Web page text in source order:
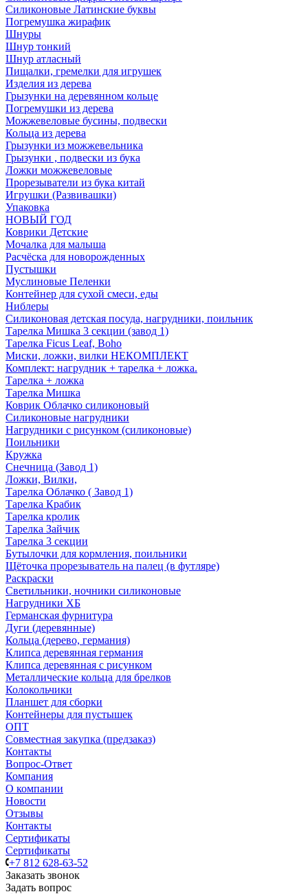
Силиконовые Латинские буквы
Погремушка жирафик
Шнуры
Шнур тонкий
Шнур атласный
Пищалки, гремелки для игрушек
Изделия из дерева
Грызунки на деревянном кольце
Погремушки из дерева
Можжевеловые бусины, подвески
Кольца из дерева
Грызунки из можжевельника
Грызунки , подвески из бука
Ложки можжевеловые
Прорезыватели из бука китай
Игрушки (Развивашки)
Упаковка
НОВЫЙ ГОД
Коврики Детские
Мочалка для малыша
Расчёска для новорожденных
Пустышки
Муслиновые Пеленки
Контейнер для сухой смеси, еды
Ниблеры
Силиконовая детская посуда, нагрудники, поильник
Тарелка Мишка 3 секции (завод 1)
Тарелка Ficus Leaf, Boho
Миски, ложки, вилки НЕКОМПЛЕКТ
Комплект: нагрудник + тарелка + ложка.
Тарелка + ложка
Тарелка Мишка
Коврик Облачко силиконовый
Силиконовые нагрудники
Нагрудники с рисунком (силиконовые)
Поильники
Кружка
Снечница (Завод 1)
Ложки, Вилки,
Тарелка Облачко ( Завод 1)
Тарелка Крабик
Тарелка кролик
Тарелка Зайчик
Тарелка 3 секции
Бутылочки для кормления, поильники
Щёточка прорезыватель на палец (в футляре)
Раскраски
Светильники, ночники силиконовые
Нагрудники ХБ
Германская фурнитура
Дуги (деревянные)
Кольца (дерево, германия)
Клипса деревянная германия
Клипса деревянная с рисунком
Металлические кольца для брелков
Колокольчики
Планшет для сборки
Контейнеры для пустышек
ОПТ
Совместная закупка (предзаказ)
Контакты
Вопрос-Ответ
Компания
О компании
Новости
Отзывы
Контакты
Сертификаты
Сертификаты
+7 812 628-63-52
Заказать звонок
Задать вопрос